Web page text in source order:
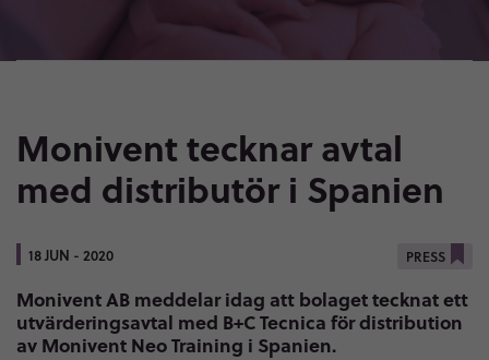
Monivent tecknar avtal
med distributör i Spanien
18 JUN - 2020 PRESS
Monivent AB meddelar idag att bolaget tecknat ett
utvärderingsavtal med B+C Tecnica för distribution
av Monivent Neo Training i Spanien.